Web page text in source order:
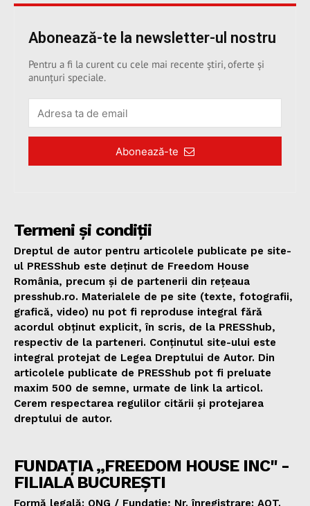
Abonează-te la newsletter-ul nostru
Pentru a fi la curent cu cele mai recente știri, oferte și
anunțuri speciale.
Abonează-te
Termeni și condiții
Dreptul de autor pentru articolele publicate pe site-
ul PRESShub este deținut de Freedom House
România, precum și de partenerii din rețeaua
presshub.ro. Materialele de pe site (texte, fotografii,
grafică, video) nu pot fi reproduse integral fără
acordul obținut explicit, în scris, de la PRESShub,
respectiv de la parteneri. Conținutul site-ului este
integral protejat de Legea Dreptului de Autor. Din
articolele publicate de PRESShub pot fi preluate
maxim 500 de semne, urmate de link la articol.
Cerem respectarea regulilor citării și protejarea
dreptului de autor.
FUNDAȚIA „FREEDOM HOUSE INC" -
FILIALA BUCUREȘTI
Formă legală: ONG / Fundație; Nr. înregistrare: AOT.